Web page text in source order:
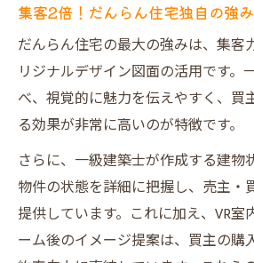
だんらん住宅独自の集客力が光
集客2倍！オリジナル図面
VR室内写真で印象アップ
産売却
だんらん住宅のプレミア
高評価口コミが集まる秘
集客2倍！だんらん住宅独自の強
だんらん住宅の最大の強みは、集客
リジナルデザイン図面の活用です。
べ、視覚的に魅力を伝えやすく、買
る効果が非常に高いのが特徴です。
さらに、一級建築士が作成する建物
物件の状態を詳細に把握し、売主・
提供しています。これに加え、VR室
ーム後のイメージ提案は、買主の購